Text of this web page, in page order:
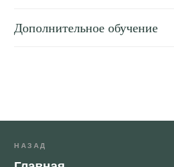
Дополнительное обучение
НАЗАД